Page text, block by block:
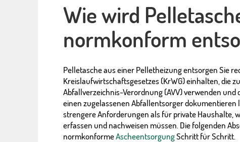
Wie wird
normkonform
Pelletasche aus einer Pelletheizung entsorgen Sie
Kreislaufwirtschaftsgesetzes (KrWG) einhalten, die
Abfallverzeichnis-Verordnung (AVV) verwenden
einen zugelassenen Abfallentsorger
strengere Anforderungen als für private Haushalte,
erfassen und nachweisen müssen. Die folgenden
normkonformeAscheentsorgungSchritt für Schritt.